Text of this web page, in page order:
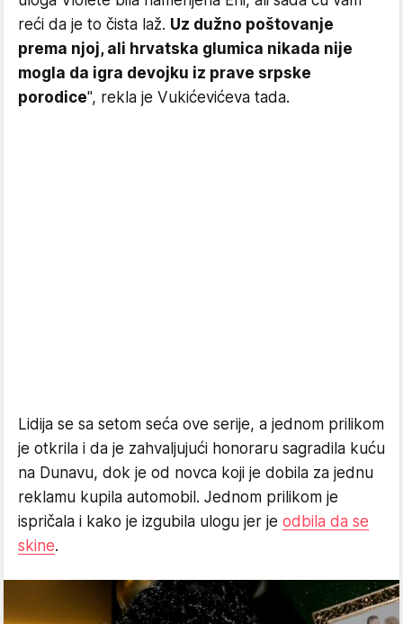
reći da je to čista laž. Uz dužno poštovanje
prema njoj, ali hrvatska glumica nikada nije
mogla da igra devojku iz prave srpske
porodice", rekla je Vukićevićeva tada.
Lidija se sa setom seća ove serije, a jednom prilikom
je otkrila i da je zahvaljujući honoraru sagradila kuću
na Dunavu, dok je od novca koji je dobila za jednu
reklamu kupila automobil. Jednom prilikom je
ispričala i kako je izgubila ulogu jer je odbila da se
skine.